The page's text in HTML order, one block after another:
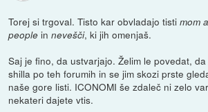
Torej si trgoval. Tisto kar obvladajo tistimom
people innevešči, ki jih omenjaš.
Saj je fino, da ustvarjajo. Želim le povedat,
shilla po teh forumih in se jim skozi prste
naše gore listi. ICONOMI še zdaleč ni zelo
nekateri dajete vtis.